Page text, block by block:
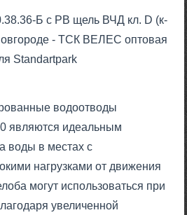
Б с РВ щель ВЧД кл. D (к-
- ТСК ВЕЛЕС оптовая
Standartpark
водоотводы
являются идеальным
воды в местах с
нагрузками от движения
могут использоваться при
увеличенной